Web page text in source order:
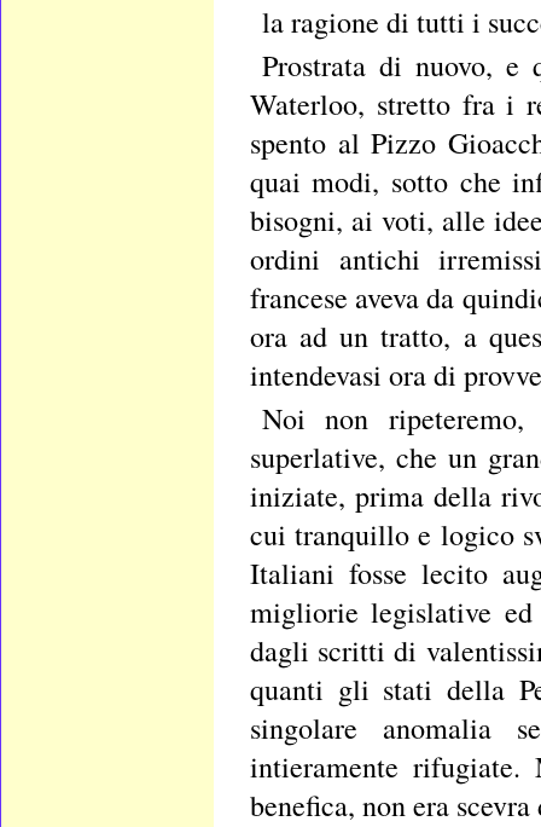
la ragione di tutti i
Prostrata di nuovo, e
Waterloo, stretto fra i
spento al Pizzo
quai modi, sotto che
bisogni, ai voti, alle
ordini antichi
francese aveva da
ora ad un tratto, a
intendevasi ora di
Noi non
superlative, che un
iniziate, prima della
cui tranquillo e logico
Italiani fosse lecito
migliorie legislative
dagli scritti di
quanti gli stati della
singolare anomalia
intieramente rifugiate.
benefica, non era